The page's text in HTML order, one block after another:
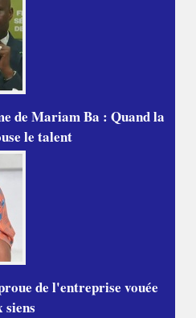
de Mariam Ba : Quand la
le talent
de l'entreprise vouée
siens